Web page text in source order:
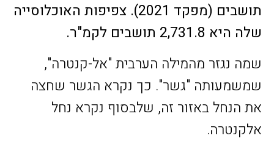
תושבים (מפקד 2021). צפיפות האוכלוסייה
שלה היא 2,731.8 תושבים לקמ"ר.
שמה נגזר מהמילה הערבית "אל-קנטרה",
שמשמעותה "גשר". כך נקרא הגשר שחצה
את הנחל באזור זה, שלבסוף נקרא נחל
אלקנטרה.